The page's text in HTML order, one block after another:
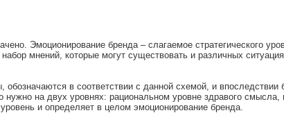
Эмоционирование бренда – слагаемое стратегического
мнений, которые могут существовать и различных
в соответствии с данной схемой, и впоследствии
на двух уровнях: рациональном уровне здравого
и определяет в целом эмоционирование бренда.